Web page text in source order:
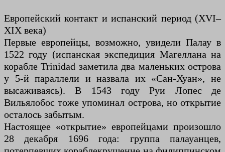
Европейский контакт и испанский период (XVI–
XIX века)
Первые европейцы, возможно, увидели Палау в
1522 году (испанская экспедиция Магеллана на
корабле Trinidad заметила два маленьких острова
у 5-й параллели и назвала их «Сан-Хуан», не
высаживаясь). В 1543 году Руи Лопес де
Вильялобос тоже упоминал острова, но открытие
осталось забытым.
Настоящее «открытие» европейцами произошло
28 декабря 1696 года: группа палауанцев,